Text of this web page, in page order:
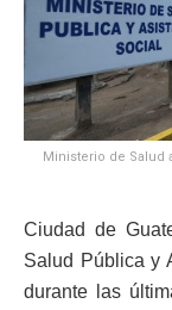
Ministerio de Salud
Ciudad de
Salud Pública y
durante las